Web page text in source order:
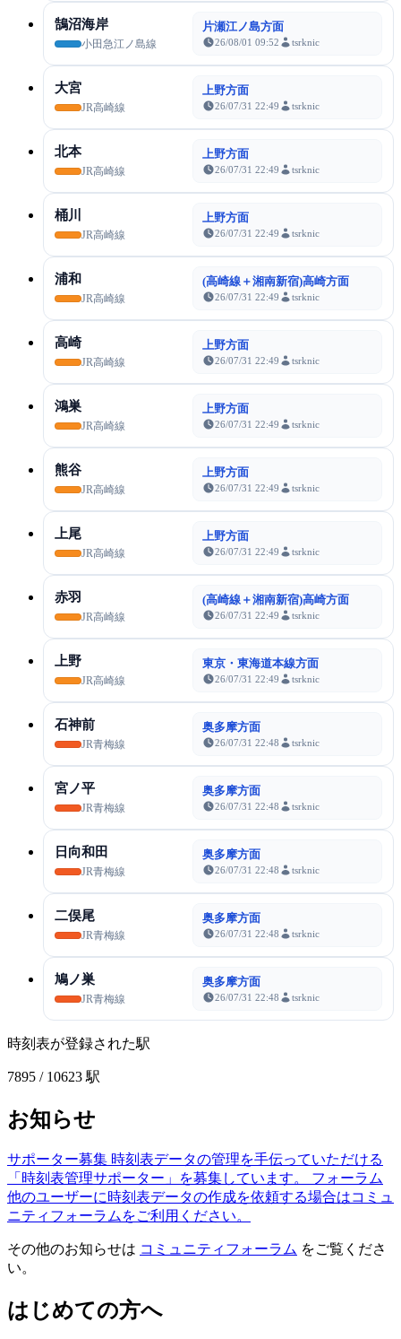
鵠沼海岸
小田急江ノ島線
片瀬江ノ島方面
26/08/01 09:52 tsrknic
大宮
JR高崎線
上野方面
26/07/31 22:49 tsrknic
北本
JR高崎線
上野方面
26/07/31 22:49 tsrknic
桶川
JR高崎線
上野方面
26/07/31 22:49 tsrknic
浦和
JR高崎線
(高崎線＋湘南新宿)高崎方面
26/07/31 22:49 tsrknic
高崎
JR高崎線
上野方面
26/07/31 22:49 tsrknic
鴻巣
JR高崎線
上野方面
26/07/31 22:49 tsrknic
熊谷
JR高崎線
上野方面
26/07/31 22:49 tsrknic
上尾
JR高崎線
上野方面
26/07/31 22:49 tsrknic
赤羽
JR高崎線
(高崎線＋湘南新宿)高崎方面
26/07/31 22:49 tsrknic
上野
JR高崎線
東京・東海道本線方面
26/07/31 22:49 tsrknic
石神前
JR青梅線
奥多摩方面
26/07/31 22:48 tsrknic
宮ノ平
JR青梅線
奥多摩方面
26/07/31 22:48 tsrknic
日向和田
JR青梅線
奥多摩方面
26/07/31 22:48 tsrknic
二俣尾
JR青梅線
奥多摩方面
26/07/31 22:48 tsrknic
鳩ノ巣
JR青梅線
奥多摩方面
26/07/31 22:48 tsrknic
時刻表が登録された駅
7895 / 10623 駅
お知らせ
サポーター募集 時刻表データの管理を手伝っていただける
「時刻表管理サポーター」を募集しています。
フォーラム
他のユーザーに時刻表データの作成を依頼する場合はコミュ
ニティフォーラムをご利用ください。
その他のお知らせは コミュニティフォーラム をご覧くださ
い。
はじめての方へ